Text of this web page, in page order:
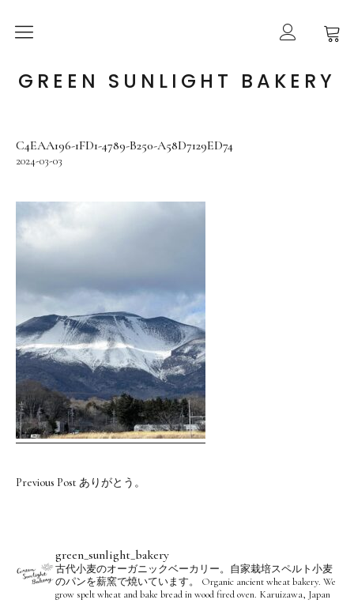
GREEN SUNLIGHT BAKERY
ABOUT US
GUIDE
BLOG
CONTACT
C4EAA196-1FD1-4789-B250-A58D7129ED74
2024-03-03
Previous Post ありがとう。
green_sunlight_bakery
古代小麦のオーガニックベーカリー。自家栽培スペルト小麦
のパンを薪窯で焼いています。
Organic ancient wheat bakery. We
grow spelt wheat and bake bread in wood fired oven. Karuizawa, Japan